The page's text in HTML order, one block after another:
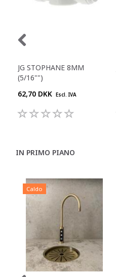
JG STOPHANE 8MM
(5/16"")
62,70 DKK Escl. IVA
IN PRIMO PIANO
Caldo